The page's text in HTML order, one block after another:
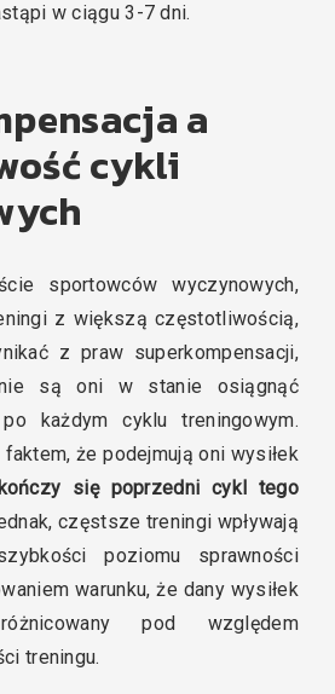
w ciągu 3-7 dni.
a
cykli
sportowców wyczynowych,
z większą częstotliwością,
z praw superkompensacji,
są oni w stanie osiągnąć
po każdym cyklu treningowym.
że podejmują oni wysiłek
się poprzedni cykl tego
częstsze treningi wpływają
poziomu sprawności
warunku, że dany wysiłek
pod względem
treningu.